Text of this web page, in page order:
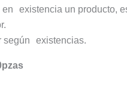
existencia un producto,
según existencias.